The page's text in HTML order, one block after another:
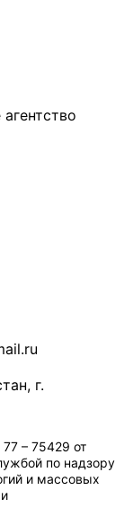
г.
– 75429 от
по надзору
и массовых